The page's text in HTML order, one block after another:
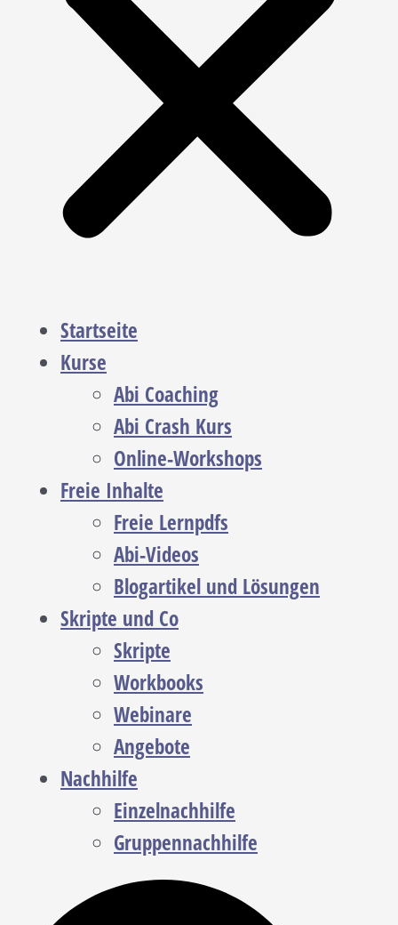
Startseite
Kurse
Abi Coaching
Abi Crash Kurs
Online-Workshops
Freie Inhalte
Freie Lernpdfs
Abi-Videos
Blogartikel und Lösungen
Skripte und Co
Skripte
Workbooks
Webinare
Angebote
Nachhilfe
Einzelnachhilfe
Gruppennachhilfe